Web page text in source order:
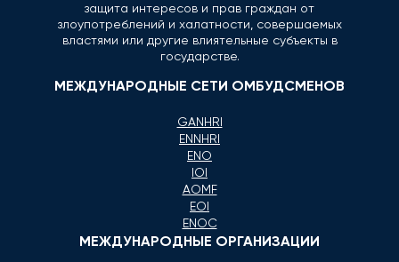
защита интересов и прав граждан от
злоупотреблений и халатности, совершаемых
властями или другие влиятельные субъекты в
государстве.
МЕЖДУНАРОДНЫЕ СЕТИ ОМБУДСМЕНОВ
GANHRI
ENNHRI
ENO
IOI
AOMF
EOI
ENOC
МЕЖДУНАРОДНЫЕ ОРГАНИЗАЦИИ